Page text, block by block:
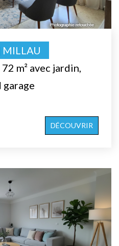
m² avec jardin,
garage
MILLAU
DÉCOUVRIR